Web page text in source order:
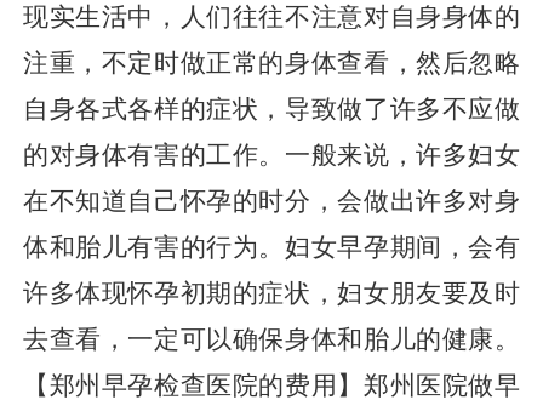
现实生活中，人们往往不注意对自身身体的
注重，不定时做正常的身体查看，然后忽略
自身各式各样的症状，导致做了许多不应做
的对身体有害的工作。一般来说，许多妇女
在不知道自己怀孕的时分，会做出许多对身
体和胎儿有害的行为。妇女早孕期间，会有
许多体现怀孕初期的症状，妇女朋友要及时
去查看，一定可以确保身体和胎儿的健康。
【郑州早孕检查医院的费用】郑州医院做早